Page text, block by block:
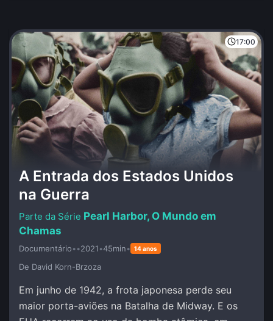
17:00
A Entrada dos Estados Unidos
na Guerra
Pearl Harbor, O Mundo em
Chamas
Documentário••2021•45min• 14 anos
De David Korn-Brzoza
Em junho de 1942, a frota japonesa perde seu
maior porta-aviões na Batalha de Midway. E os